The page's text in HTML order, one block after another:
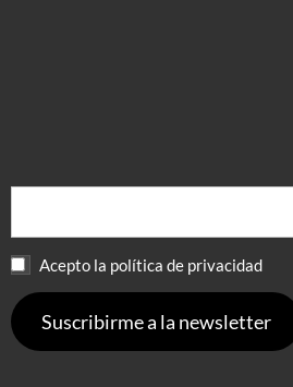
Acepto la política de privacidad